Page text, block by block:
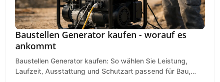
Baustellen Generator kaufen - worauf es
ankommt
Baustellen Generator kaufen: So wählen Sie Leistung,
Laufzeit, Ausstattung und Schutzart passend für Bau,